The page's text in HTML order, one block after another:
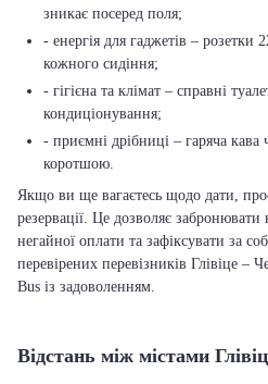
зникає посеред поля;
- енергія для гаджетів – розетки
кожного сидіння;
- гігієна та клімат – справні
кондиціонування;
- приємні дрібниці – гаряча
коротшою.
Якщо ви ще вагаєтесь щодо дати,
резервації. Це дозволяє забронювати
негайної оплати та зафіксувати за
перевірених перевізників Глівіце –
Bus із задоволенням.
Відстань між містами